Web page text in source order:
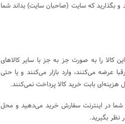
و بگذارید که سایت (صاحبان سایت) بداند شما
کالا را به صورت جز به جز با سایر کالاهای
عرضه می‌کنند، وارد بازار می‌کنند و یا حتی
هزینه‌ای بابت خرید کالا پرداخت نمی‌کنند.
شما در اینترنت سفارش خرید می‌دهید و محل
نظر بگیرید.